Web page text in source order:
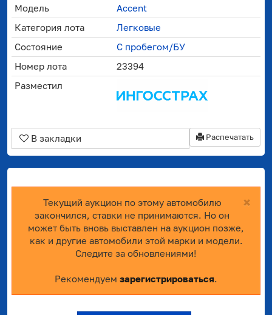
Модель
Accent
Категория лота
Легковые
Состояние
С пробегом/БУ
Номер лота
23394
Разместил
Распечатать
В закладки
×
Текущий аукцион по этому автомобилю
закончился, ставки не принимаются. Но он
может быть вновь выставлен на аукцион позже,
как и другие автомобили этой марки и модели.
Следите за обновлениями!
Рекомендуем зарегистрироваться